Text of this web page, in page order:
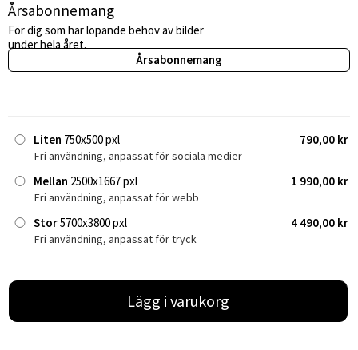
Årsabonnemang
För dig som har löpande behov av bilder
under hela året.
Årsabonnemang
Liten 750x500 pxl 790,00 kr
Fri användning, anpassat för sociala medier
Mellan 2500x1667 pxl 1 990,00 kr
Fri användning, anpassat för webb
Stor5700x3800 pxl 4 490,00 kr
Fri användning, anpassat för tryck
Lägg i varukorg